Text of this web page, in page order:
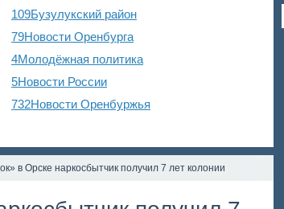
109Бузулукский район
79Новости Оренбурга
4Молодёжная политика
5Новости России
732Новости Оренбуржья
в Орске наркосбытчик получил 7 лет колонии